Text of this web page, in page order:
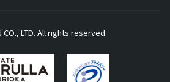
CO., LTD. All rights reserved.